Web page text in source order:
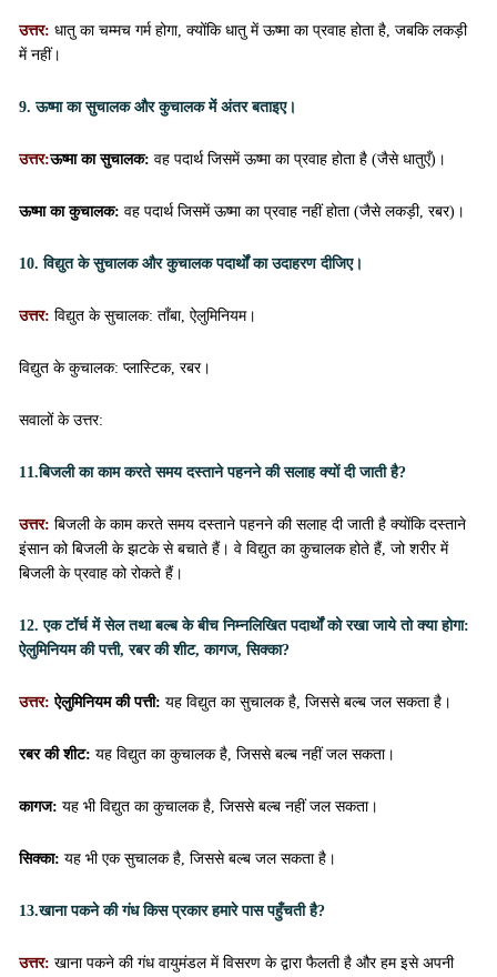
उत्तर: धातु का चम्मच गर्म होगा, क्योंकि धातु में ऊष्मा का प्रवाह होता है, जबकि लकड़ी
में नहीं।
9. ऊष्मा का सुचालक और कुचालक में अंतर बताइए।
उत्तर:ऊष्मा का सुचालक: वह पदार्थ जिसमें ऊष्मा का प्रवाह होता है (जैसे धातुएँ)।
ऊष्मा का कुचालक: वह पदार्थ जिसमें ऊष्मा का प्रवाह नहीं होता (जैसे लकड़ी, रबर)।
10. विद्युत के सुचालक और कुचालक पदार्थों का उदाहरण दीजिए।
उत्तर: विद्युत के सुचालक: ताँबा, ऐलुमिनियम।
विद्युत के कुचालक: प्लास्टिक, रबर।
सवालों के उत्तर:
11.बिजली का काम करते समय दस्ताने पहनने की सलाह क्यों दी जाती है?
उत्तर: बिजली के काम करते समय दस्ताने पहनने की सलाह दी जाती है क्योंकि दस्ताने
इंसान को बिजली के झटके से बचाते हैं। वे विद्युत का कुचालक होते हैं, जो शरीर में
बिजली के प्रवाह को रोकते हैं।
12. एक टॉर्च में सेल तथा बल्ब के बीच निम्नलिखित पदार्थों को रखा जाये तो क्या होगा:
ऐलुमिनियम की पत्ती, रबर की शीट, कागज, सिक्का?
उत्तर:ऐलुमिनियम की पत्ती: यह विद्युत का सुचालक है, जिससे बल्ब जल सकता है।
रबर की शीट: यह विद्युत का कुचालक है, जिससे बल्ब नहीं जल सकता।
कागज: यह भी विद्युत का कुचालक है, जिससे बल्ब नहीं जल सकता।
सिक्का: यह भी एक सुचालक है, जिससे बल्ब जल सकता है।
13.खाना पकने की गंध किस प्रकार हमारे पास पहुँचती है?
उत्तर: खाना पकने की गंध वायुमंडल में विसरण के द्वारा फैलती है और हम इसे अपनी